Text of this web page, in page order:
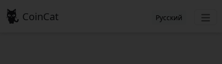
CoinCat Русский